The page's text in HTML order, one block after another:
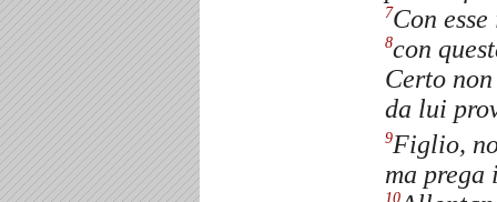
7Con
8con
Certo
da lui
9Figlio,
ma
10